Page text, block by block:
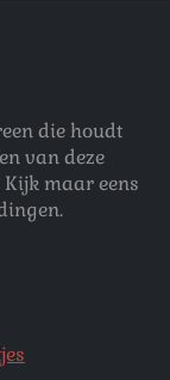
die houdt
van deze
maar eens